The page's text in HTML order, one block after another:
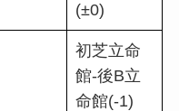
(±0)
初芝立命
館-後B立
命館(-1)